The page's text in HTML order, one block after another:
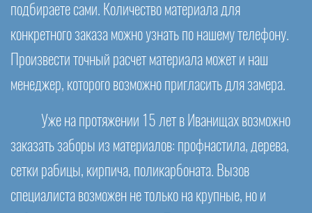
подбираете сами. Количество материала для
конкретного заказа можно узнать по нашему телефону.
Произвести точный расчет материала может и наш
менеджер, которого возможно пригласить для замера.
Уже на протяжении 15 лет в Иванищах возможно
заказать заборы из материалов: профнастила, дерева,
сетки рабицы, кирпича, поликарбоната. Вызов
специалиста возможен не только на крупные, но и